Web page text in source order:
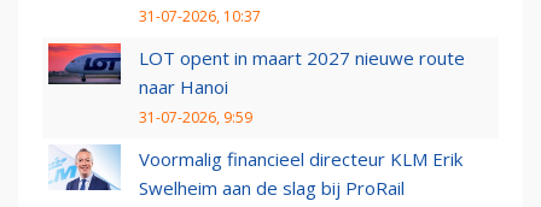
31-07-2026, 10:37
LOT opent in maart 2027 nieuwe route
naar Hanoi
31-07-2026, 9:59
Voormalig financieel directeur KLM Erik
Swelheim aan de slag bij ProRail